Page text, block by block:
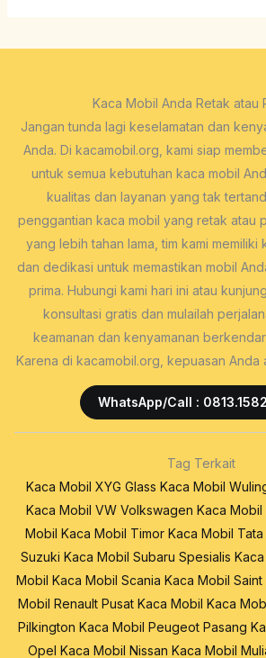
Kaca Mobil Anda Retak atau
Jangan tunda lagi keselamatan dan
Anda. Di kacamobil.org, kami siap
untuk semua kebutuhan kaca mobil
kualitas dan layanan yang tak
penggantian kaca mobil yang retak atau
yang lebih tahan lama, tim kami memiliki
dan dedikasi untuk memastikan mobil
prima. Hubungi kami hari ini atau
konsultasi gratis dan mulailah
keamanan dan kenyamanan
Karena di kacamobil.org, kepuasan Anda
WhatsApp/Call :
Tag Terkait
Kaca Mobil XYG Glass Kaca Mobil
Kaca Mobil VW Volkswagen Kaca
Mobil Kaca Mobil Timor Kaca Mobil
Suzuki Kaca Mobil Subaru Spesialis
Mobil Kaca Mobil Scania Kaca Mobil
Mobil Renault Pusat Kaca Mobil Kaca
Pilkington Kaca Mobil Peugeot Pasang
Opel Kaca Mobil Nissan Kaca Mobil